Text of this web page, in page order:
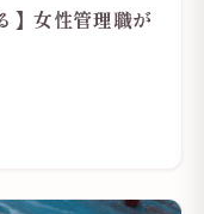
】女性管理職が